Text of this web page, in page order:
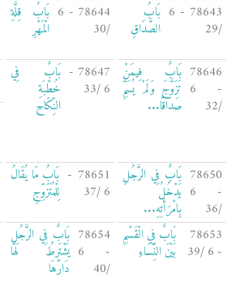
78643 - 6
/29
بَابُ
الصَّدَاقِ
78644 - 6
/30
بَابُ قِلَّةِ
الْمَهْرِ
78646
- 6
/32
بَابٌ فِيمَنْ
تَزَوَّجَ وَلَمْ يُسَمِّ
صَدَاقًا...
78647 -
6 /33
بَابٌ فِي
خُطْبَةِ
النِّكَاحِ
78650
- 6
/36
بَابٌ فِي الرَّجُلِ
يَدْخُلُ
بِامْرَأَتِهِ...
78651 -
6 /37
بَابُ مَا يُقَالُ
لِلْمُتَزَوِّجِ
78653
- 6 /39
بَابٌ فِي الْقَسْمِ
بَيْنَ النِّسَاءِ
78654
- 6
/40
بَابٌ فِي الرَّجُلِ
يَشْتَرِطُ لَهَا
دَارَهَا